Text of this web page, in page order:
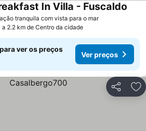
tranquila com vista para o mar
In Villa - Fuscaldo
a 2.2 km de Centro da cidade
ver os preços
Ver preços
Partilhar